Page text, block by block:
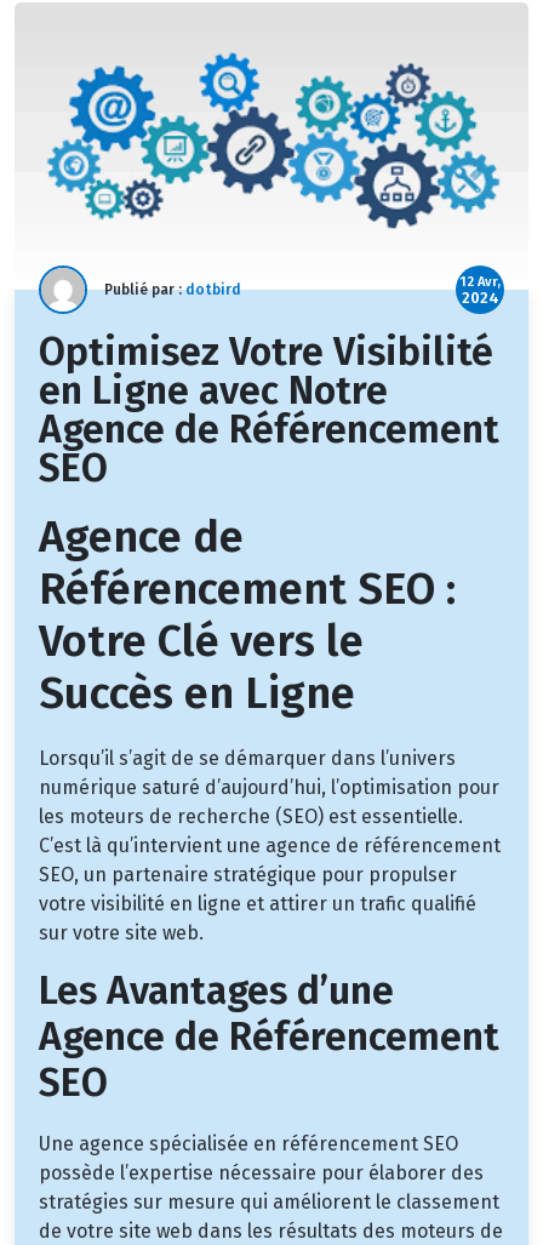
Publié par :dotbird 12 Avr,
2024
Optimisez Votre Visibilité
en Ligne avec Notre
Agence de Référencement
SEO
Agence de
Référencement SEO :
Votre Clé vers le
Succès en Ligne
Lorsqu’il s’agit de se démarquer dans l’univers
numérique saturé d’aujourd’hui, l’optimisation pour
les moteurs de recherche (SEO) est essentielle.
C’est là qu’intervient une agence de référencement
SEO, un partenaire stratégique pour propulser
votre visibilité en ligne et attirer un trafic qualifié
sur votre site web.
Les Avantages d’une
Agence de Référencement
SEO
Une agence spécialisée en référencement SEO
possède l’expertise nécessaire pour élaborer des
stratégies sur mesure qui améliorent le classement
de votre site web dans les résultats des moteurs de